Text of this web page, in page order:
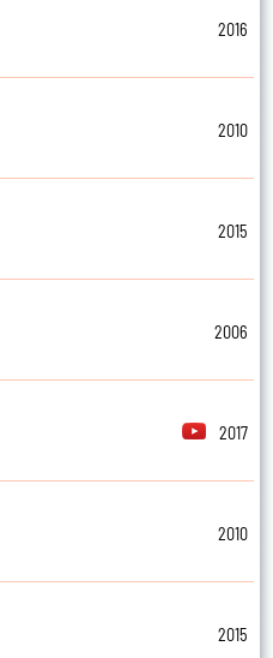
2016
2010
2015
2006
2017
2010
2015